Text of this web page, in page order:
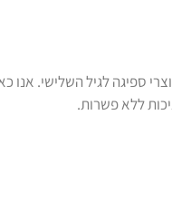
ציוד רפואי, שיקומי ומוצרי ספיגה
ללא פשרות.